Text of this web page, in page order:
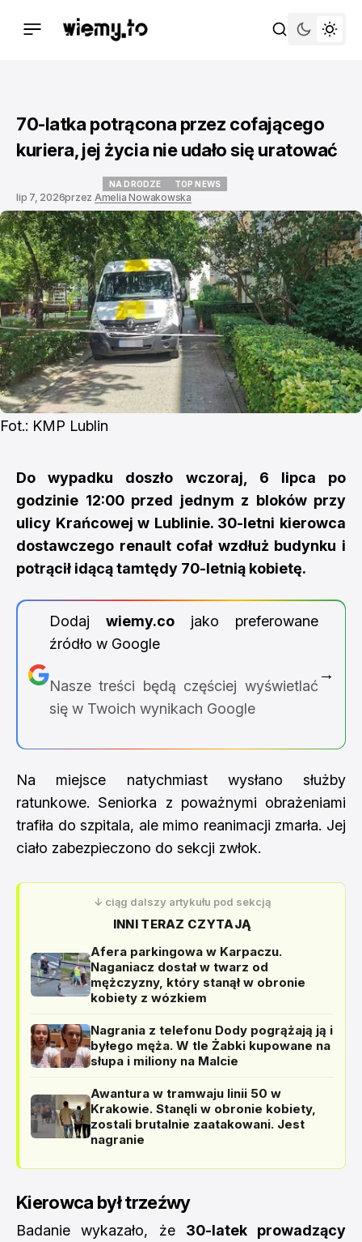
70-latka potrącona przez cofającego
kuriera, jej życia nie udało się uratować
NA DRODZE TOP NEWS
lip 7, 2026przez Amelia Nowakowska
Fot.: KMP Lublin
Do wypadku doszło wczoraj, 6 lipca po
godzinie 12:00 przed jednym z bloków przy
ulicy Krańcowej w Lublinie. 30-letni kierowca
dostawczego renault cofał wzdłuż budynku i
potrącił idącą tamtędy 70-letnią kobietę.
Dodaj wiemy.cojako preferowane
źródło w Google
Nasze treści będą częściej wyświetlać
się w Twoich wynikach Google
→
Na miejsce natychmiast wysłano służby
ratunkowe. Seniorka z poważnymi obrażeniami
trafiła do szpitala, ale mimo reanimacji zmarła. Jej
ciało zabezpieczono do sekcji zwłok.
↓ ciąg dalszy artykułu pod sekcją
INNI TERAZ CZYTAJĄ
Afera parkingowa w Karpaczu.
Naganiacz dostał w twarz od
mężczyzny, który stanął w obronie
kobiety z wózkiem
Nagrania z telefonu Dody pogrążają ją i
byłego męża. W tle Żabki kupowane na
słupa i miliony na Malcie
Awantura w tramwaju linii 50 w
Krakowie. Stanęli w obronie kobiety,
zostali brutalnie zaatakowani. Jest
nagranie
Kierowca był trzeźwy
Badanie wykazało, że 30-latek prowadzący